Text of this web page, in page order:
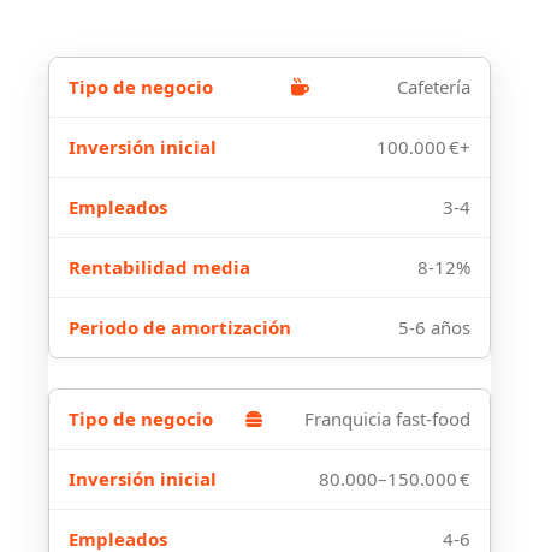
Cafetería
100.000 €+
3-4
8-12%
5-6 años
Franquicia fast-food
80.000–150.000 €
4-6